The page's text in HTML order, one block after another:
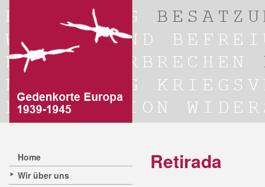
Home
Wir über uns
Retirada